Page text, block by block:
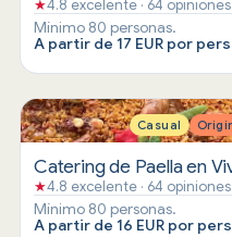
★4.8 excelente · 64 opiniones
Mínimo 80 personas.
A partir de 17 EUR por
Casual
Catering de Paella en
★4.8 excelente · 64 opiniones
Mínimo 80 personas.
A partir de 16 EUR por